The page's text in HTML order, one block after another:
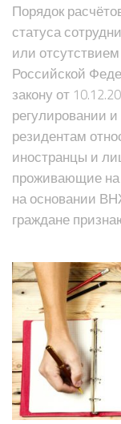
Порядок
статуса
или
Российской
закону от
регулировании
резидентам
иностранцы и
проживающие на
на основании
граждане